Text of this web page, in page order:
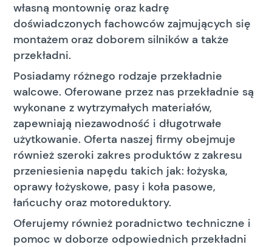
własną montownię oraz kadrę
doświadczonych fachowców zajmujących się
montażem oraz doborem silników a także
przekładni.
Posiadamy różnego rodzaje przekładnie
walcowe. Oferowane przez nas przekładnie są
wykonane z wytrzymałych materiałów,
zapewniają niezawodność i długotrwałe
użytkowanie. Oferta naszej firmy obejmuje
również szeroki zakres produktów z zakresu
przeniesienia napędu takich jak: łożyska,
oprawy łożyskowe, pasy i koła pasowe,
łańcuchy oraz motoreduktory.
Oferujemy również poradnictwo techniczne i
pomoc w doborze odpowiednich przekładni